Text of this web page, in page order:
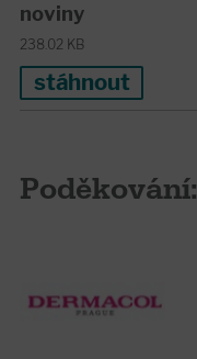
noviny
238.02 KB
stáhnout
Poděkování: